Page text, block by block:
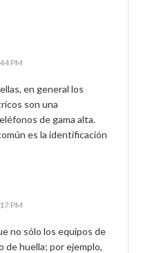
PM
en general los
son una
de gama alta.
es la identificación
PM
no sólo los equipos de
de huella; por ejemplo,